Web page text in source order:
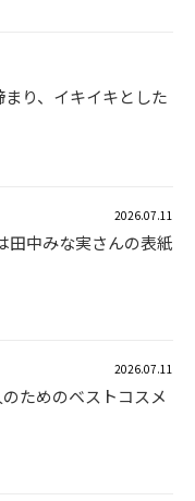
り、イキイキとした
2026.07.11
田中みな実さんの表紙
2026.07.11
ためのベストコスメ